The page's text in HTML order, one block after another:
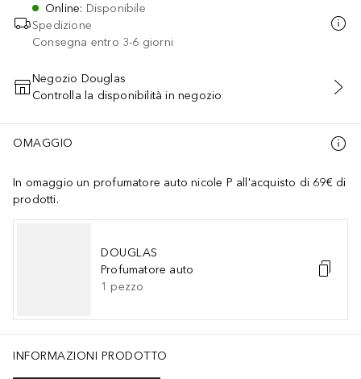
Online: Disponibile
Spedizione
Consegna entro 3-6 giorni
AGGIUNGI AL CARRELLO
Negozio Douglas
Controlla la disponibilità in negozio
OMAGGIO
In omaggio un profumatore auto nicole P all'acquisto di 69€ di
prodotti.
DOUGLAS
Profumatore auto
1 pezzo
INFORMAZIONI PRODOTTO